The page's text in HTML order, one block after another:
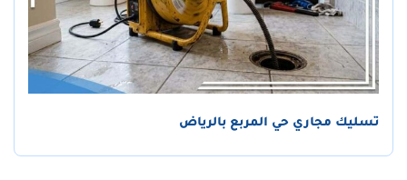
تسليك مجاري حي المربع بالرياض